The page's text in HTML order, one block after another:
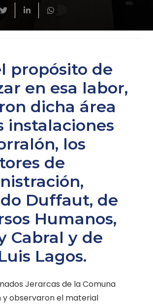
propósito de
en esa labor,
dicha área
instalaciones
los
de
Duffaut, de
Humanos,
Cabral y de
Lagos.
Jerarcas de la Comuna
observaron el material